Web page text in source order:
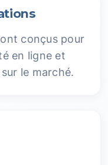
conçus pour
en ligne et
le marché.